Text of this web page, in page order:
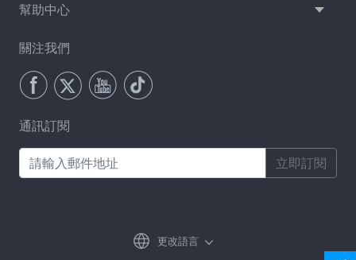
幫助中心
關注我們
通訊訂閱
立即訂閱
更改語言